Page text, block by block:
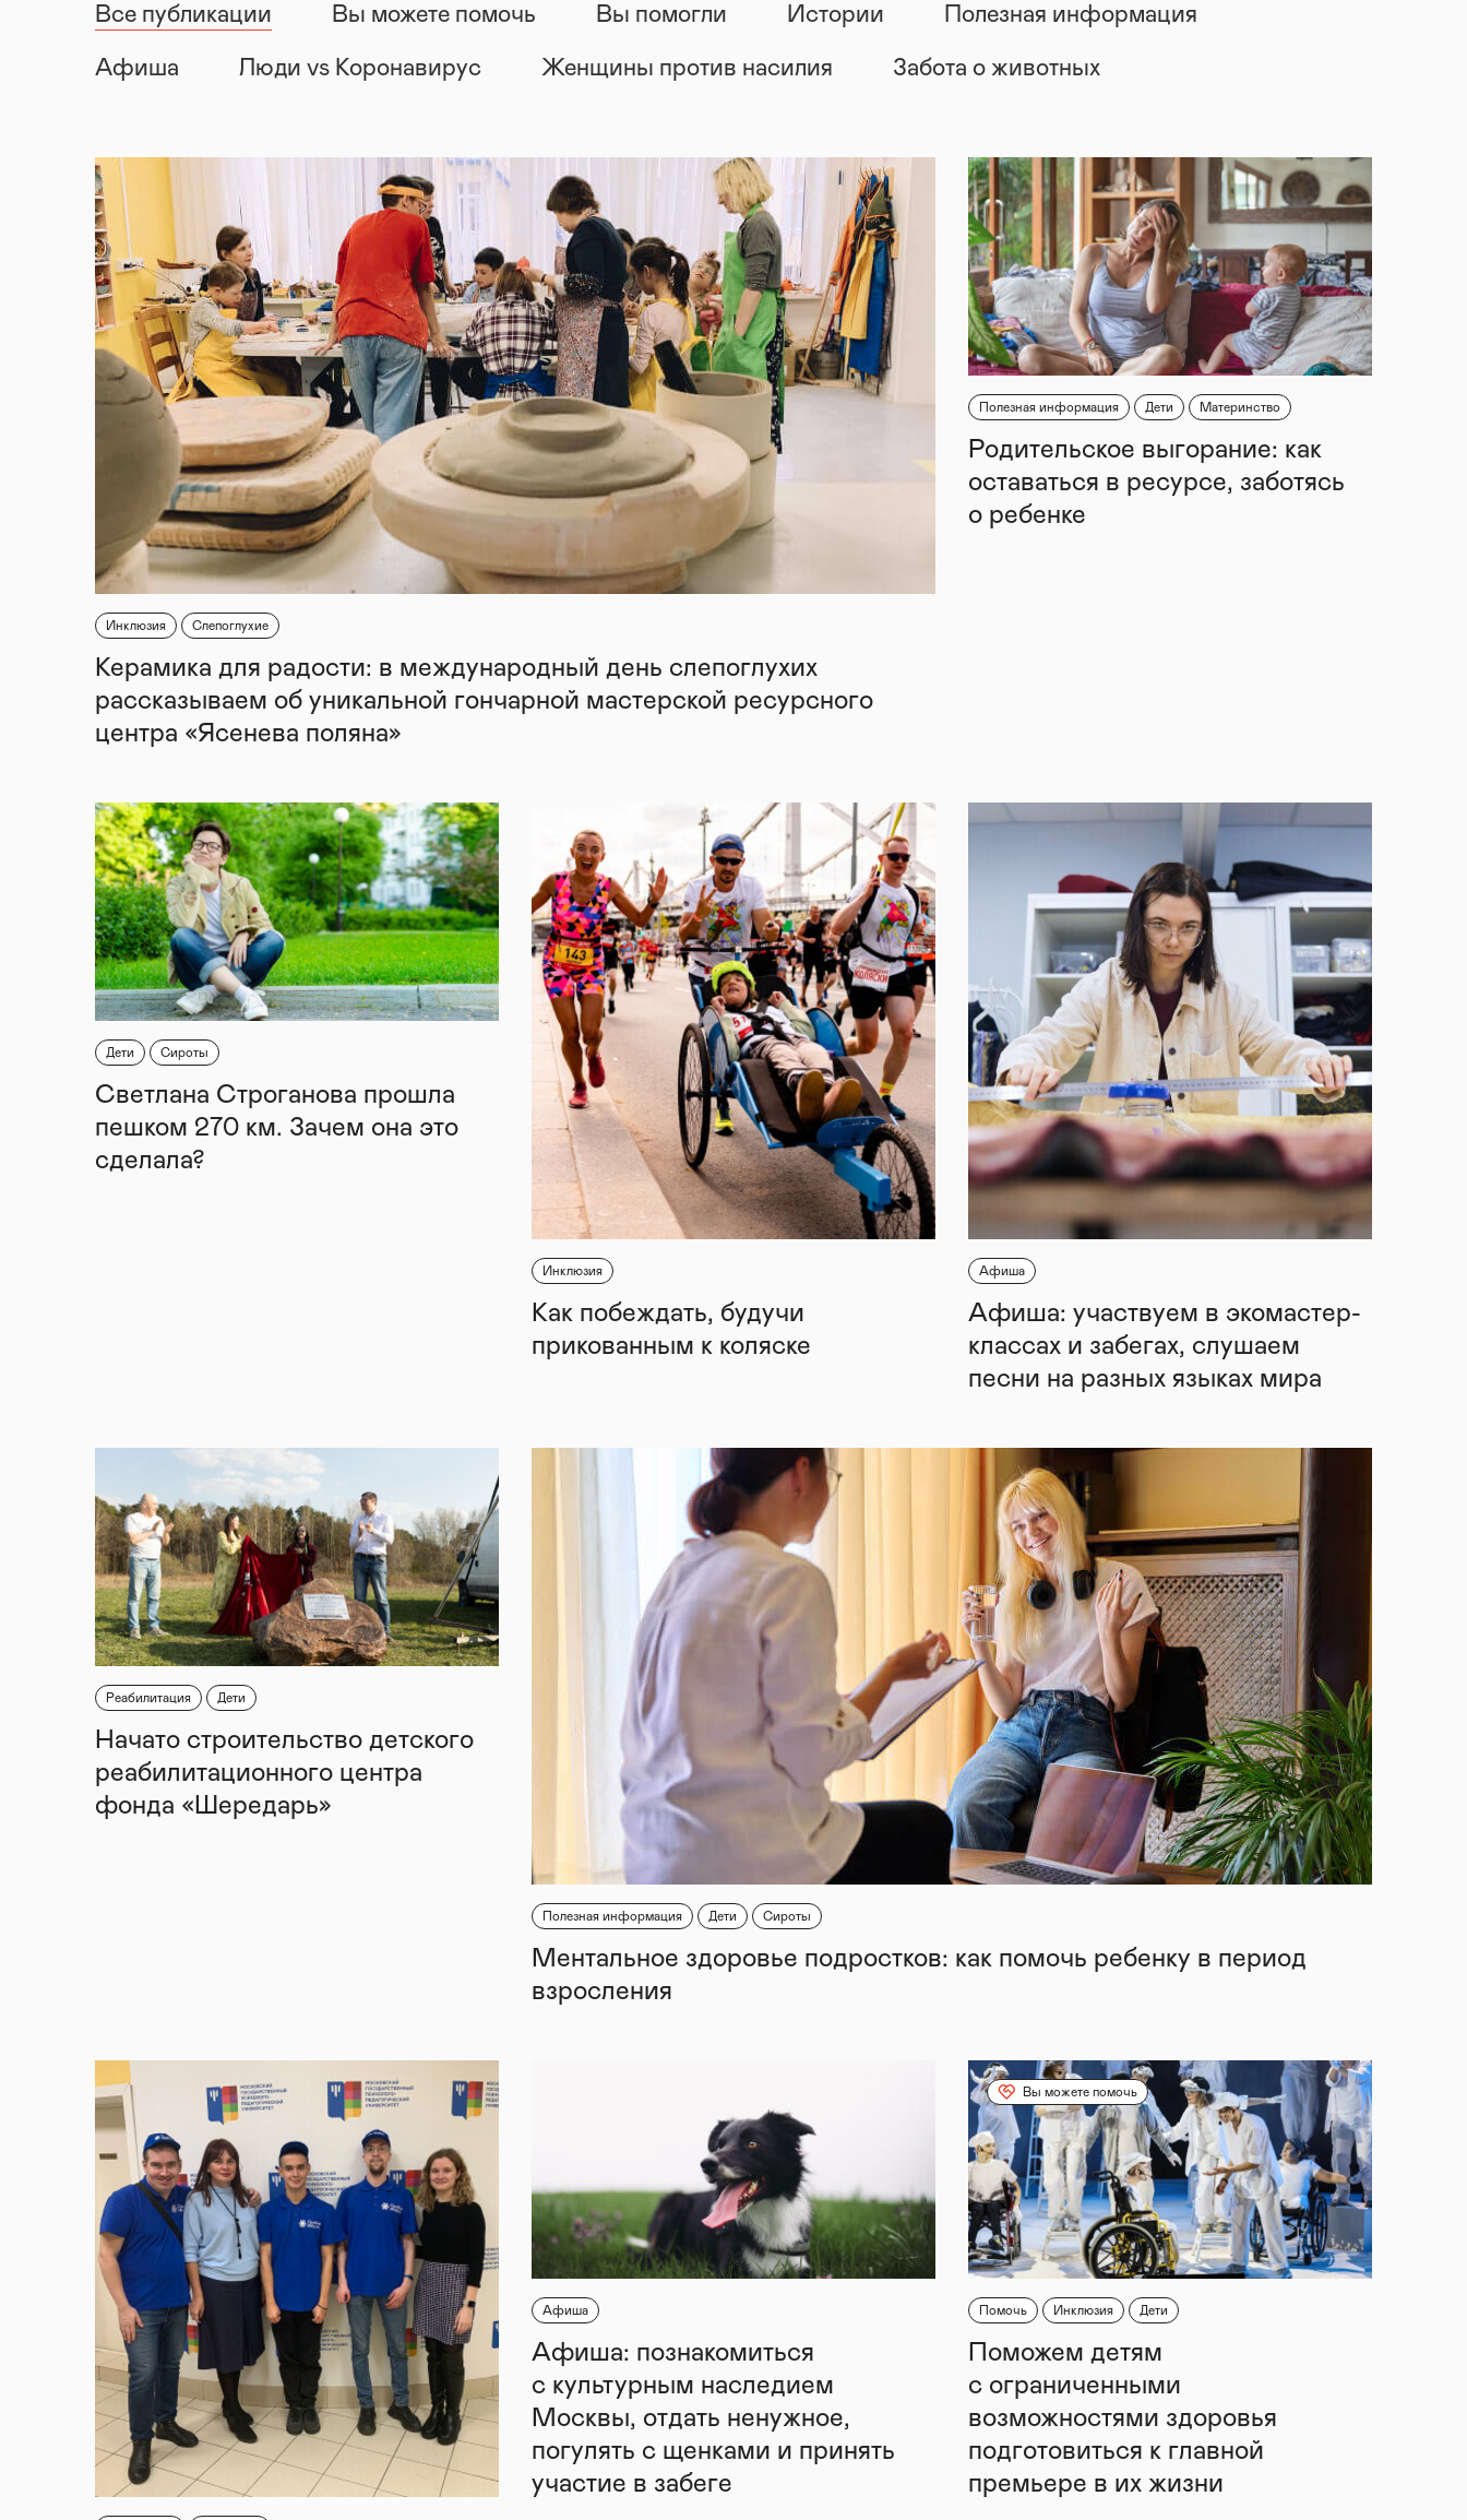
Все публикации Вы можете помочь Вы помогли Истории Полезная информация
Афиша Люди vs Коронавирус Женщины против насилия Забота о животных
Инклюзия Слепоглухие
Керамика для радости: в международный день слепоглухих
рассказываем об уникальной гончарной мастерской ресурсного
центра «Ясенева поляна»
Полезная информация Дети Материнство
Родительское выгорание: как
оставаться в ресурсе, заботясь
о ребенке
Дети Сироты
Светлана Строганова прошла
пешком 270 км. Зачем она это
сделала?
Инклюзия
Как побеждать, будучи
прикованным к коляске
Афиша
Афиша: участвуем в экомастер-
классах и забегах, слушаем
песни на разных языках мира
Реабилитация Дети
Начато строительство детского
реабилитационного центра
фонда «Шередарь»
Полезная информация Дети Сироты
Ментальное здоровье подростков: как помочь ребенку в период
взросления
Афиша
Афиша: познакомиться
с культурным наследием
Москвы, отдать ненужное,
погулять с щенками и принять
участие в забеге
Вы можете помочь
Помочь Инклюзия Дети
Поможем детям
с ограниченными
возможностями здоровья
подготовиться к главной
премьере в их жизни